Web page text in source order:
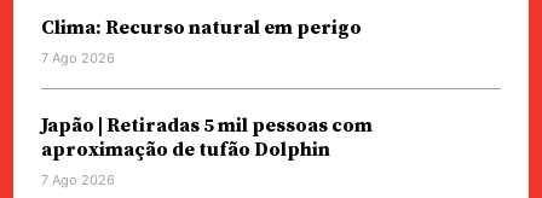
Clima: Recurso natural em perigo
7 Ago 2026
Japão | Retiradas 5 mil pessoas com
aproximação de tufão Dolphin
7 Ago 2026